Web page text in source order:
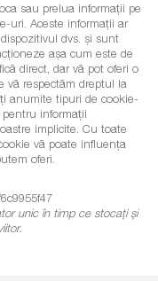
sau prelua informații pe
uri. Aceste informații ar
dvs. și sunt
așa cum este de
direct, dar vă pot oferi o
vă respectăm dreptul la
anumite tipuri de cookie-
informații
implicite. Cu toate
vă poate influența
oferi.
unic în timp ce stocați și